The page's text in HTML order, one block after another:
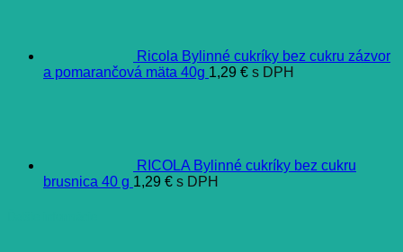
Ricola Bylinné cukríky bez cukru zázvor
a pomarančová mäta 40g 1,29 € s DPH
RICOLA Bylinné cukríky bez cukru
brusnica 40 g 1,29 € s DPH